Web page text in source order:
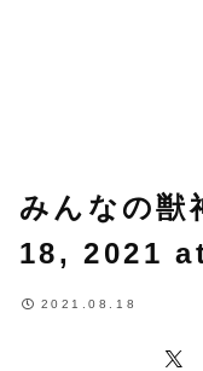
みんなの
18, 2021
2021.08.18